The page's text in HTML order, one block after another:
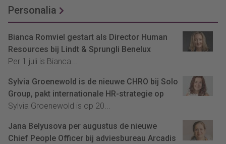
Personalia
Bianca Romviel gestart als Director Human
Resources bij Lindt & Sprungli Benelux
Per 1 juli is Bianca...
Sylvia Groenewold is de nieuwe CHRO bij Solo
Group, pakt internationale HR-strategie op
Sylvia Groenewold is op 20...
Jana Belyusova per augustus de nieuwe
Chief People Officer bij adviesbureau Arcadis